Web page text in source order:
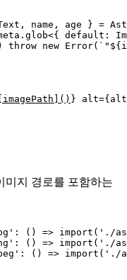
, name , age } =
. glob<{ default :
throw new Error( ` " ${
} alt={
미지 경로를 포함하는
' : () => import ( ' ./
' : () => import ( ' ./
' : () => import ( ' ./